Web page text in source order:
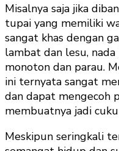
Misalnya saja jika
tupai yang memiliki
sangat khas dengan
lambat dan lesu,
monoton dan parau.
ini ternyata sangat
dan dapat mengecoh
membuatnya jadi
Meskipun seringkali